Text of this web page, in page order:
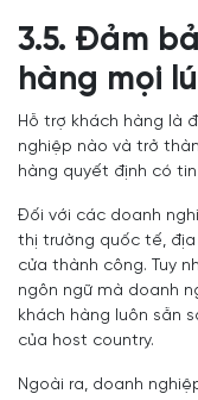
3.5. Đảm
hàng mọi
Hỗ trợ khách hàng là
nghiệp nào và trở
hàng quyết định có
Đối với các doanh
thị trường quốc tế,
cửa thành công. Tuy
ngôn ngữ mà doanh
khách hàng luôn sẵn
của host country.
Ngoài ra, doanh